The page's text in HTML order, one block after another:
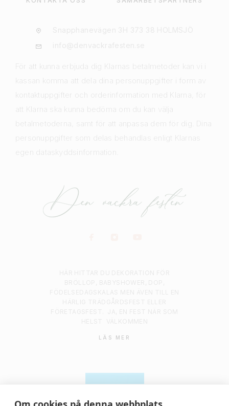
För att kunna erbjuda dig Klarnas betalmetoder kan vi i
kassan komma att dela dina personuppgifter i form av
kontaktuppgifter och orderinformation med Klarna, för
att Klarna ska kunna bedöma om du kan välja
betalmetoderna, samt för att anpassa dem för dig. Dina
personuppgifter som delas behandlas enligt Klarnas
egen dataskyddsinformation.
LÄS MER